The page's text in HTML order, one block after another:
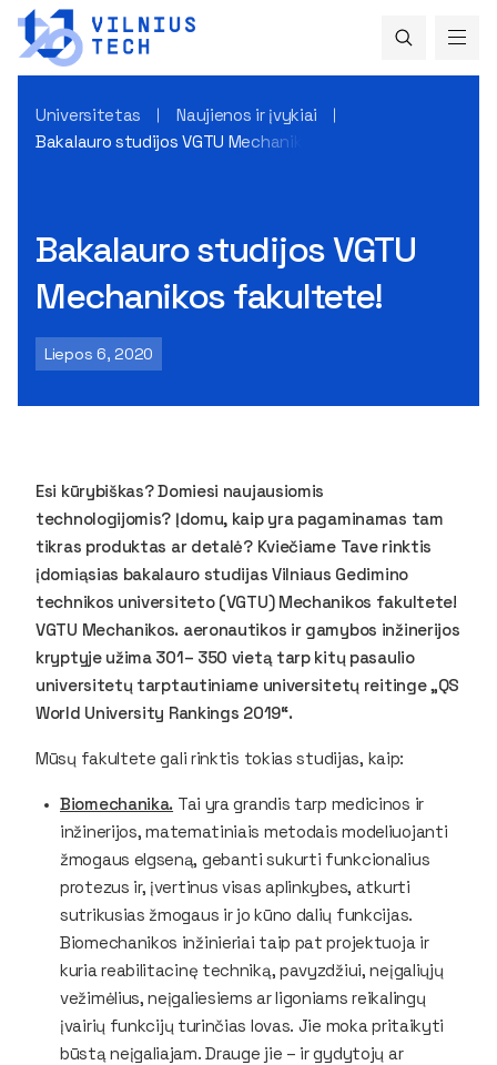
Universitetas
Naujienos ir įvykiai
Bakalauro studijos VGTU Mechanikos fakultete!
Bakalauro studijos VGTU
Mechanikos fakultete!
Liepos 6, 2020
Esi kūrybiškas? Domiesi naujausiomis
technologijomis? Įdomu, kaip yra pagaminamas tam
tikras produktas ar detalė? Kviečiame Tave rinktis
įdomiąsias bakalauro studijas Vilniaus Gedimino
technikos universiteto (VGTU) Mechanikos fakultete!
VGTU Mechanikos. aeronautikos ir gamybos inžinerijos
kryptyje užima 301– 350 vietą tarp kitų pasaulio
universitetų tarptautiniame universitetų reitinge „QS
World University Rankings 2019“.
Mūsų fakultete gali rinktis tokias studijas, kaip:
Biomechanika. Tai yragrandis tarp medicinos ir
inžinerijos, matematiniais metodais modeliuojanti
žmogaus elgseną, gebanti sukurti funkcionalius
protezus ir, įvertinus visas aplinkybes, atkurti
sutrikusias žmogaus ir jo kūno dalių funkcijas.
Biomechanikos inžinieriai taip pat projektuoja ir
kuria reabilitacinę techniką, pavyzdžiui, neįgaliųjų
vežimėlius, neįgaliesiems ar ligoniams reikalingų
įvairių funkcijų turinčias lovas. Jie moka pritaikyti
būstą neįgaliajam. Drauge jie – ir gydytojų ar